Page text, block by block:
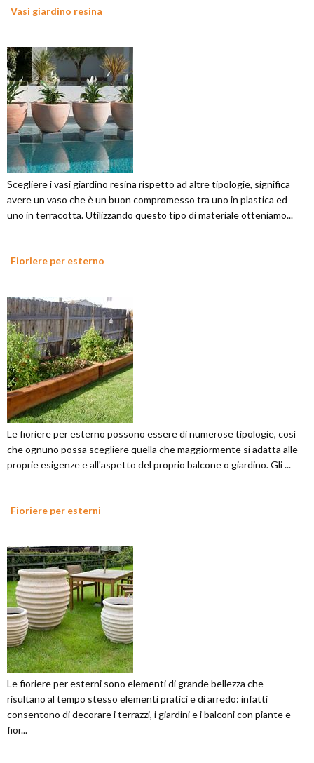
Vasi giardino resina
Scegliere i vasi giardino resina rispetto ad altre tipologie, significa
avere un vaso che è un buon compromesso tra uno in plastica ed
uno in terracotta. Utilizzando questo tipo di materiale otteniamo...
Fioriere per esterno
Le fioriere per esterno possono essere di numerose tipologie, così
che ognuno possa scegliere quella che maggiormente si adatta alle
proprie esigenze e all'aspetto del proprio balcone o giardino. Gli ...
Fioriere per esterni
Le fioriere per esterni sono elementi di grande bellezza che
risultano al tempo stesso elementi pratici e di arredo: infatti
consentono di decorare i terrazzi, i giardini e i balconi con piante e
fior...